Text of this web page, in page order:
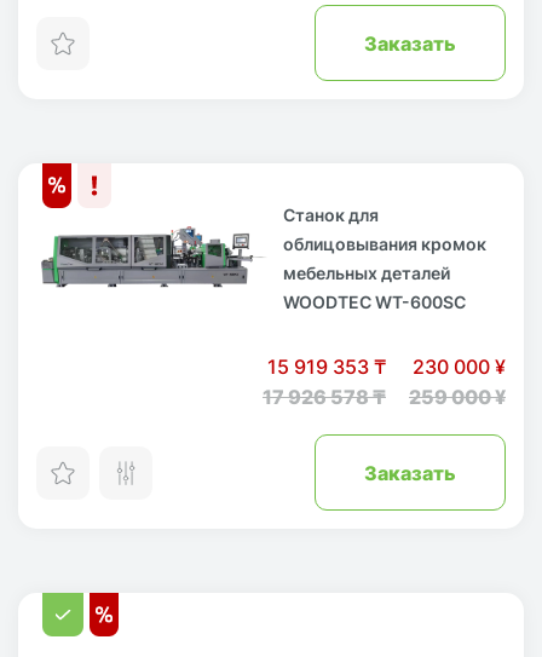
Заказать
Станок для
облицовывания кромок
мебельных деталей
WOODTEC WT-600SC
15 919 353 ₸
17 926 578 ₸
230 000 ¥
259 000 ¥
Заказать